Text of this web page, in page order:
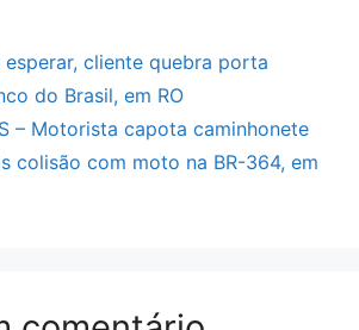
esperar, cliente quebra porta
do Brasil, em RO
– Motorista capota caminhonete
colisão com moto na BR-364, em